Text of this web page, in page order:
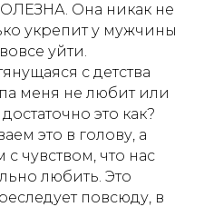
Она никак не
укрепит у мужчины
уйти.
с детства
меня не любит или
это как?
это в голову, а
чувством, что нас
любить. Это
повсюду, в